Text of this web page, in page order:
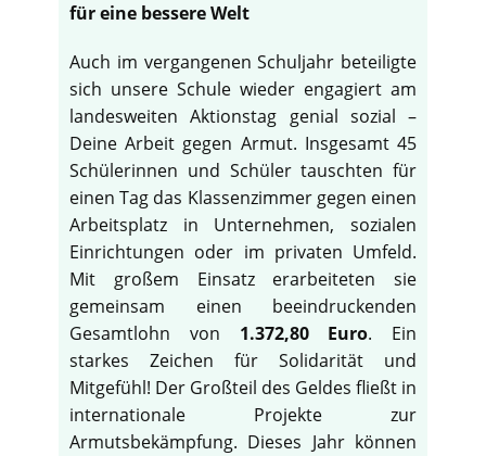
für eine bessere Welt
Auch im vergangenen Schuljahr beteiligte
sich unsere Schule wieder engagiert am
landesweiten Aktionstag genial sozial –
Deine Arbeit gegen Armut. Insgesamt 45
Schülerinnen und Schüler tauschten für
einen Tag das Klassenzimmer gegen einen
Arbeitsplatz in Unternehmen, sozialen
Einrichtungen oder im privaten Umfeld.
Mit großem Einsatz erarbeiteten sie
gemeinsam einen beeindruckenden
Gesamtlohn von 1.372,80 Euro. Ein
starkes Zeichen für Solidarität und
Mitgefühl! Der Großteil des Geldes fließt in
internationale Projekte zur
Armutsbekämpfung. Dieses Jahr können